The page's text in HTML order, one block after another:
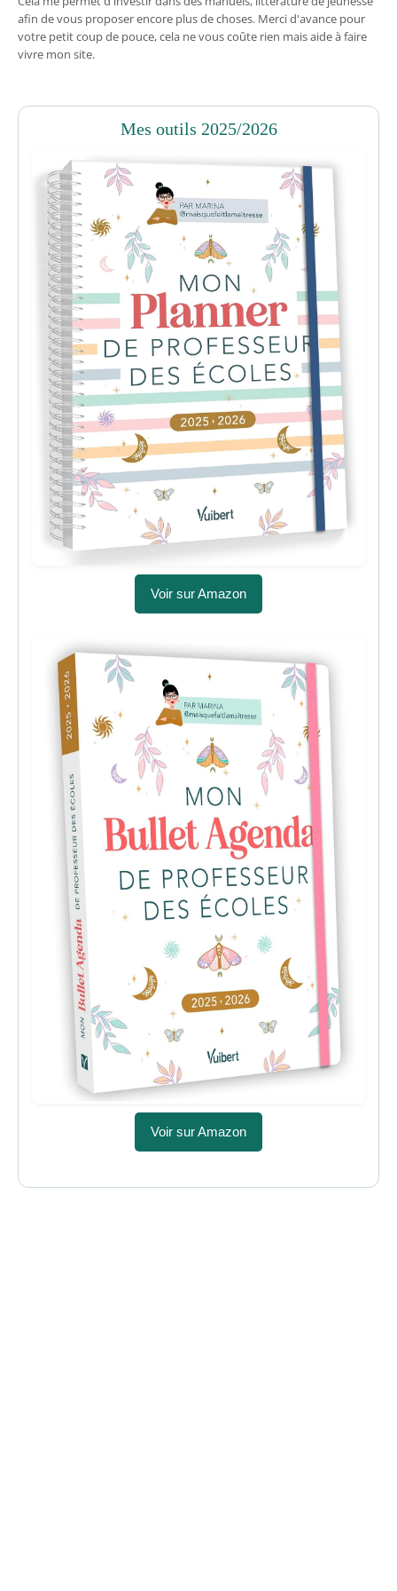
afin de vous proposer encore plus de choses. Merci d'avance pour
votre petit coup de pouce, cela ne vous coûte rien mais aide à faire
vivre mon site.
Mes outils 2025/2026
Voir sur Amazon
Voir sur Amazon